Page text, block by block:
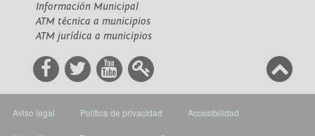
Información Municipal
ATM técnica a municipios
ATM jurídica a municipios
Aviso legal Política de privacidad Accesibilidad